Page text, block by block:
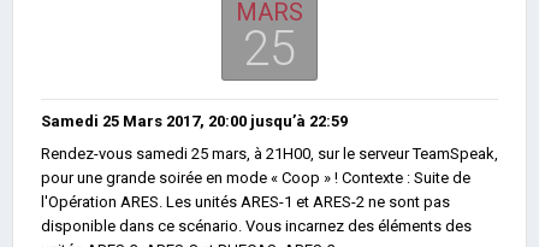
MARS
25
Samedi 25 Mars 2017, 20:00 jusqu’à 22:59
Rendez-vous samedi 25 mars, à 21H00, sur le serveur TeamSpeak,
pour une grande soirée en mode « Coop » ! Contexte : Suite de
l'Opération ARES. Les unités ARES-1 et ARES-2 ne sont pas
disponible dans ce scénario. Vous incarnez des éléments des